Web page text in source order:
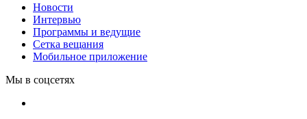
Новости
Интервью
Программы и ведущие
Сетка вещания
Мобильное приложение
Мы в соцсетях